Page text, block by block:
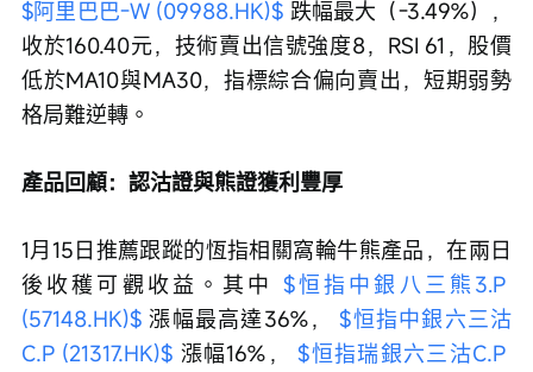
$阿里巴巴-W (09988.HK)$ 跌幅最大（-3.49%），
收於160.40元，技術賣出信號強度8，RSI 61，股價
低於MA10與MA30，指標綜合偏向賣出，短期弱勢
格局難逆轉。
產品回顧：認沽證與熊證獲利豐厚
1月15日推薦跟蹤的恆指相關窩輪牛熊產品，在兩日
後收穫可觀收益。其中 $恒指中銀八三熊3.P
(57148.HK)$ 漲幅最高達36%， $恒指中銀六三沽
C.P (21317.HK)$ 漲幅16%， $恒指瑞銀六三沽C.P